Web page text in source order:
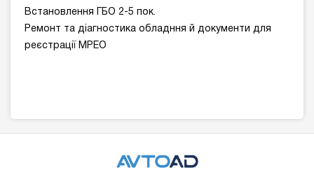
Встановлення ГБО 2-5 пок.
Ремонт та діагностика обладння й документи для
реєстрації МРЕО